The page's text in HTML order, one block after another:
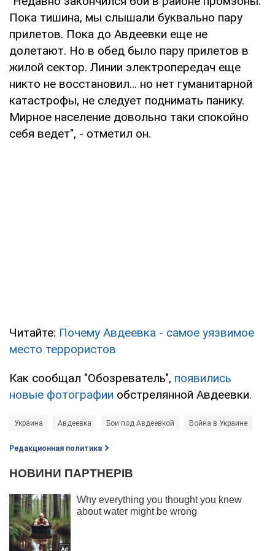
Пока тишина, мы слышали буквально пару
прилетов. Пока до Авдеевки еще не
долетают. Но в обед было пару прилетов в
жилой сектор. Линии электропередач еще
никто не восстановил… но нет гуманитарной
катастрофы, не следует поднимать панику.
Мирное население довольно таки спокойно
себя ведет", - отметил он.
Читайте: Почему Авдеевка - самое уязвимое
место террористов
Как сообщал "Обозреватель", появились
новые фотографии обстрелянной Авдеевки.
Украина Авдеевка Бои под Авдеевкой Война в Украине
Редакционная политика